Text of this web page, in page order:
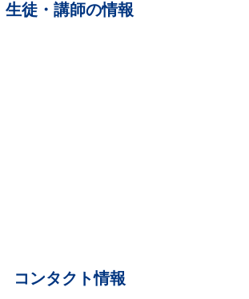
生徒・講師の情報
コンタクト情報